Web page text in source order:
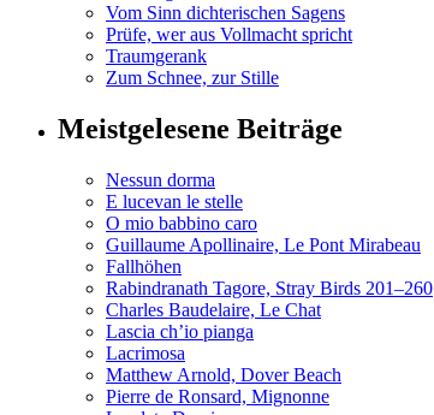
Vom Sinn dichterischen Sagens
Prüfe, wer aus Vollmacht spricht
Traumgerank
Zum Schnee, zur Stille
Meistgelesene Beiträge
Nessun dorma
E lucevan le stelle
O mio babbino caro
Guillaume Apollinaire, Le Pont Mirabeau
Fallhöhen
Rabindranath Tagore, Stray Birds 201–260
Charles Baudelaire, Le Chat
Lascia ch’io pianga
Lacrimosa
Matthew Arnold, Dover Beach
Pierre de Ronsard, Mignonne